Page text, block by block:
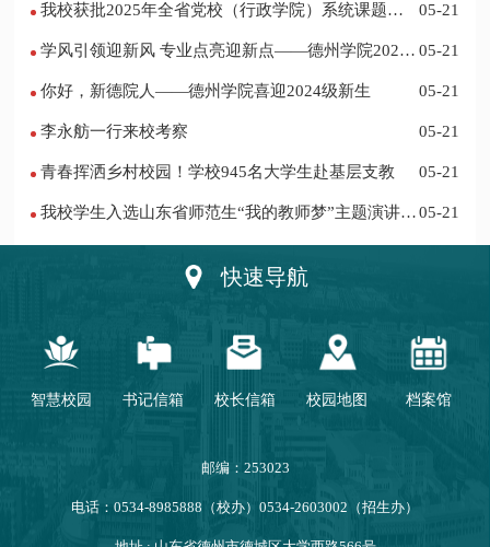
我校获批2025年全省党校（行政学院）系统课题立
05-21
学风引领迎新风 专业点亮迎新点——德州学院2024
05-21
你好，新德院人——德州学院喜迎2024级新生 05-21
李永舫一行来校考察 05-21
青春挥洒乡村校园！学校945名大学生赴基层支教 05-21
我校学生入选山东省师范生“我的教师梦”主题演讲活
05-21
快速导航
智慧校园 书记信箱 校长信箱 校园地图 档案馆
邮编：253023
电话：0534-8985888（校办）0534-2603002（招生办）